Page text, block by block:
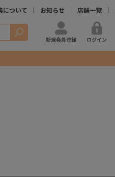
について お知らせ 店舗一覧
検索
新規会員登録 ログイン